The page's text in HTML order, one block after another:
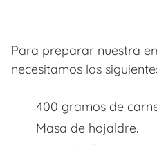
Para preparar nuestra
necesitamos los
400 gramos de
Masa de hojaldre.